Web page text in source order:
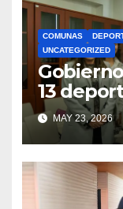
COMUNAS
UNCATEGORIZED
13
bandera
MAY 23, 2026